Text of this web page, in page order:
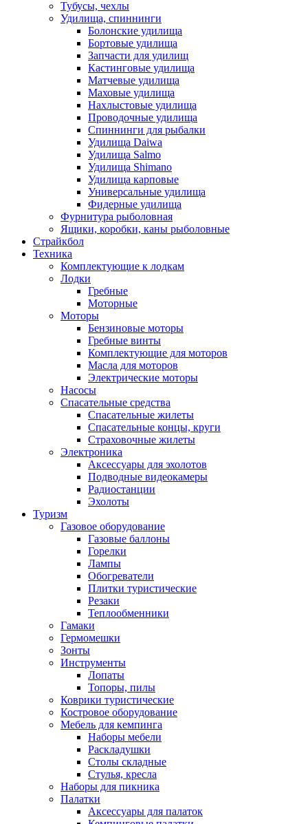
Тубусы, чехлы
Удилища, спиннинги
Болонские удилища
Бортовые удилища
Запчасти для удилищ
Кастинговые удилища
Матчевые удилища
Маховые удилища
Нахлыстовые удилища
Проводочные удилища
Спиннинги для рыбалки
Удилища Daiwa
Удилища Salmo
Удилища Shimano
Удилища карповые
Универсальные удилища
Фидерные удилища
Фурнитура рыболовная
Ящики, коробки, каны рыболовные
Страйкбол
Техника
Комплектующие к лодкам
Лодки
Гребные
Моторные
Моторы
Бензиновые моторы
Гребные винты
Комплектующие для моторов
Масла для моторов
Электрические моторы
Насосы
Спасательные средства
Спасательные жилеты
Спасательные концы, круги
Страховочные жилеты
Электроника
Аксессуары для эхолотов
Подводные видеокамеры
Радиостанции
Эхолоты
Туризм
Газовое оборудование
Газовые баллоны
Горелки
Лампы
Обогреватели
Плитки туристические
Резаки
Теплообменники
Гамаки
Гермомешки
Зонты
Инструменты
Лопаты
Топоры, пилы
Коврики туристические
Костровое оборудование
Мебель для кемпинга
Наборы мебели
Раскладушки
Столы складные
Стулья, кресла
Наборы для пикника
Палатки
Аксессуары для палаток